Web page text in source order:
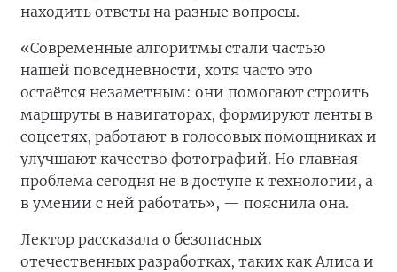
находить ответы на разные вопросы.
«Современные алгоритмы стали частью
нашей повседневности, хотя часто это
остаётся незаметным: они помогают строить
маршруты в навигаторах, формируют ленты в
соцсетях, работают в голосовых помощниках и
улучшают качество фотографий. Но главная
проблема сегодня не в доступе к технологии, а
в умении с ней работать», — пояснила она.
Лектор рассказала о безопасных
отечественных разработках, таких как Алиса и